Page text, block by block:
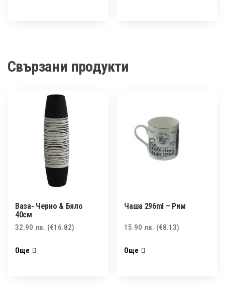
Свързани продукти
Ваза- Черно & Бяло
40см
32.90 лв. (€16.82)
Още
Чаша 296ml – Рим
15.90лв. (€8.13)
Още